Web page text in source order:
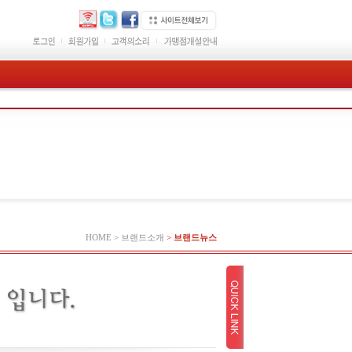
HOME > 브랜드소개 > 브랜드뉴스